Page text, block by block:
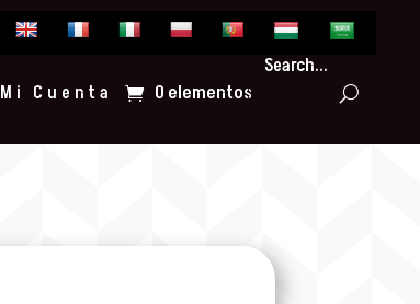
Mi Cuenta 0 elementos
Search...